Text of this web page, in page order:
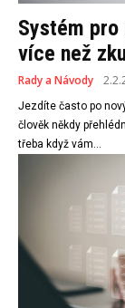
Systém pro
více než
Rady a Návody
Jezdíte často po
člověk někdy
třeba když vám...